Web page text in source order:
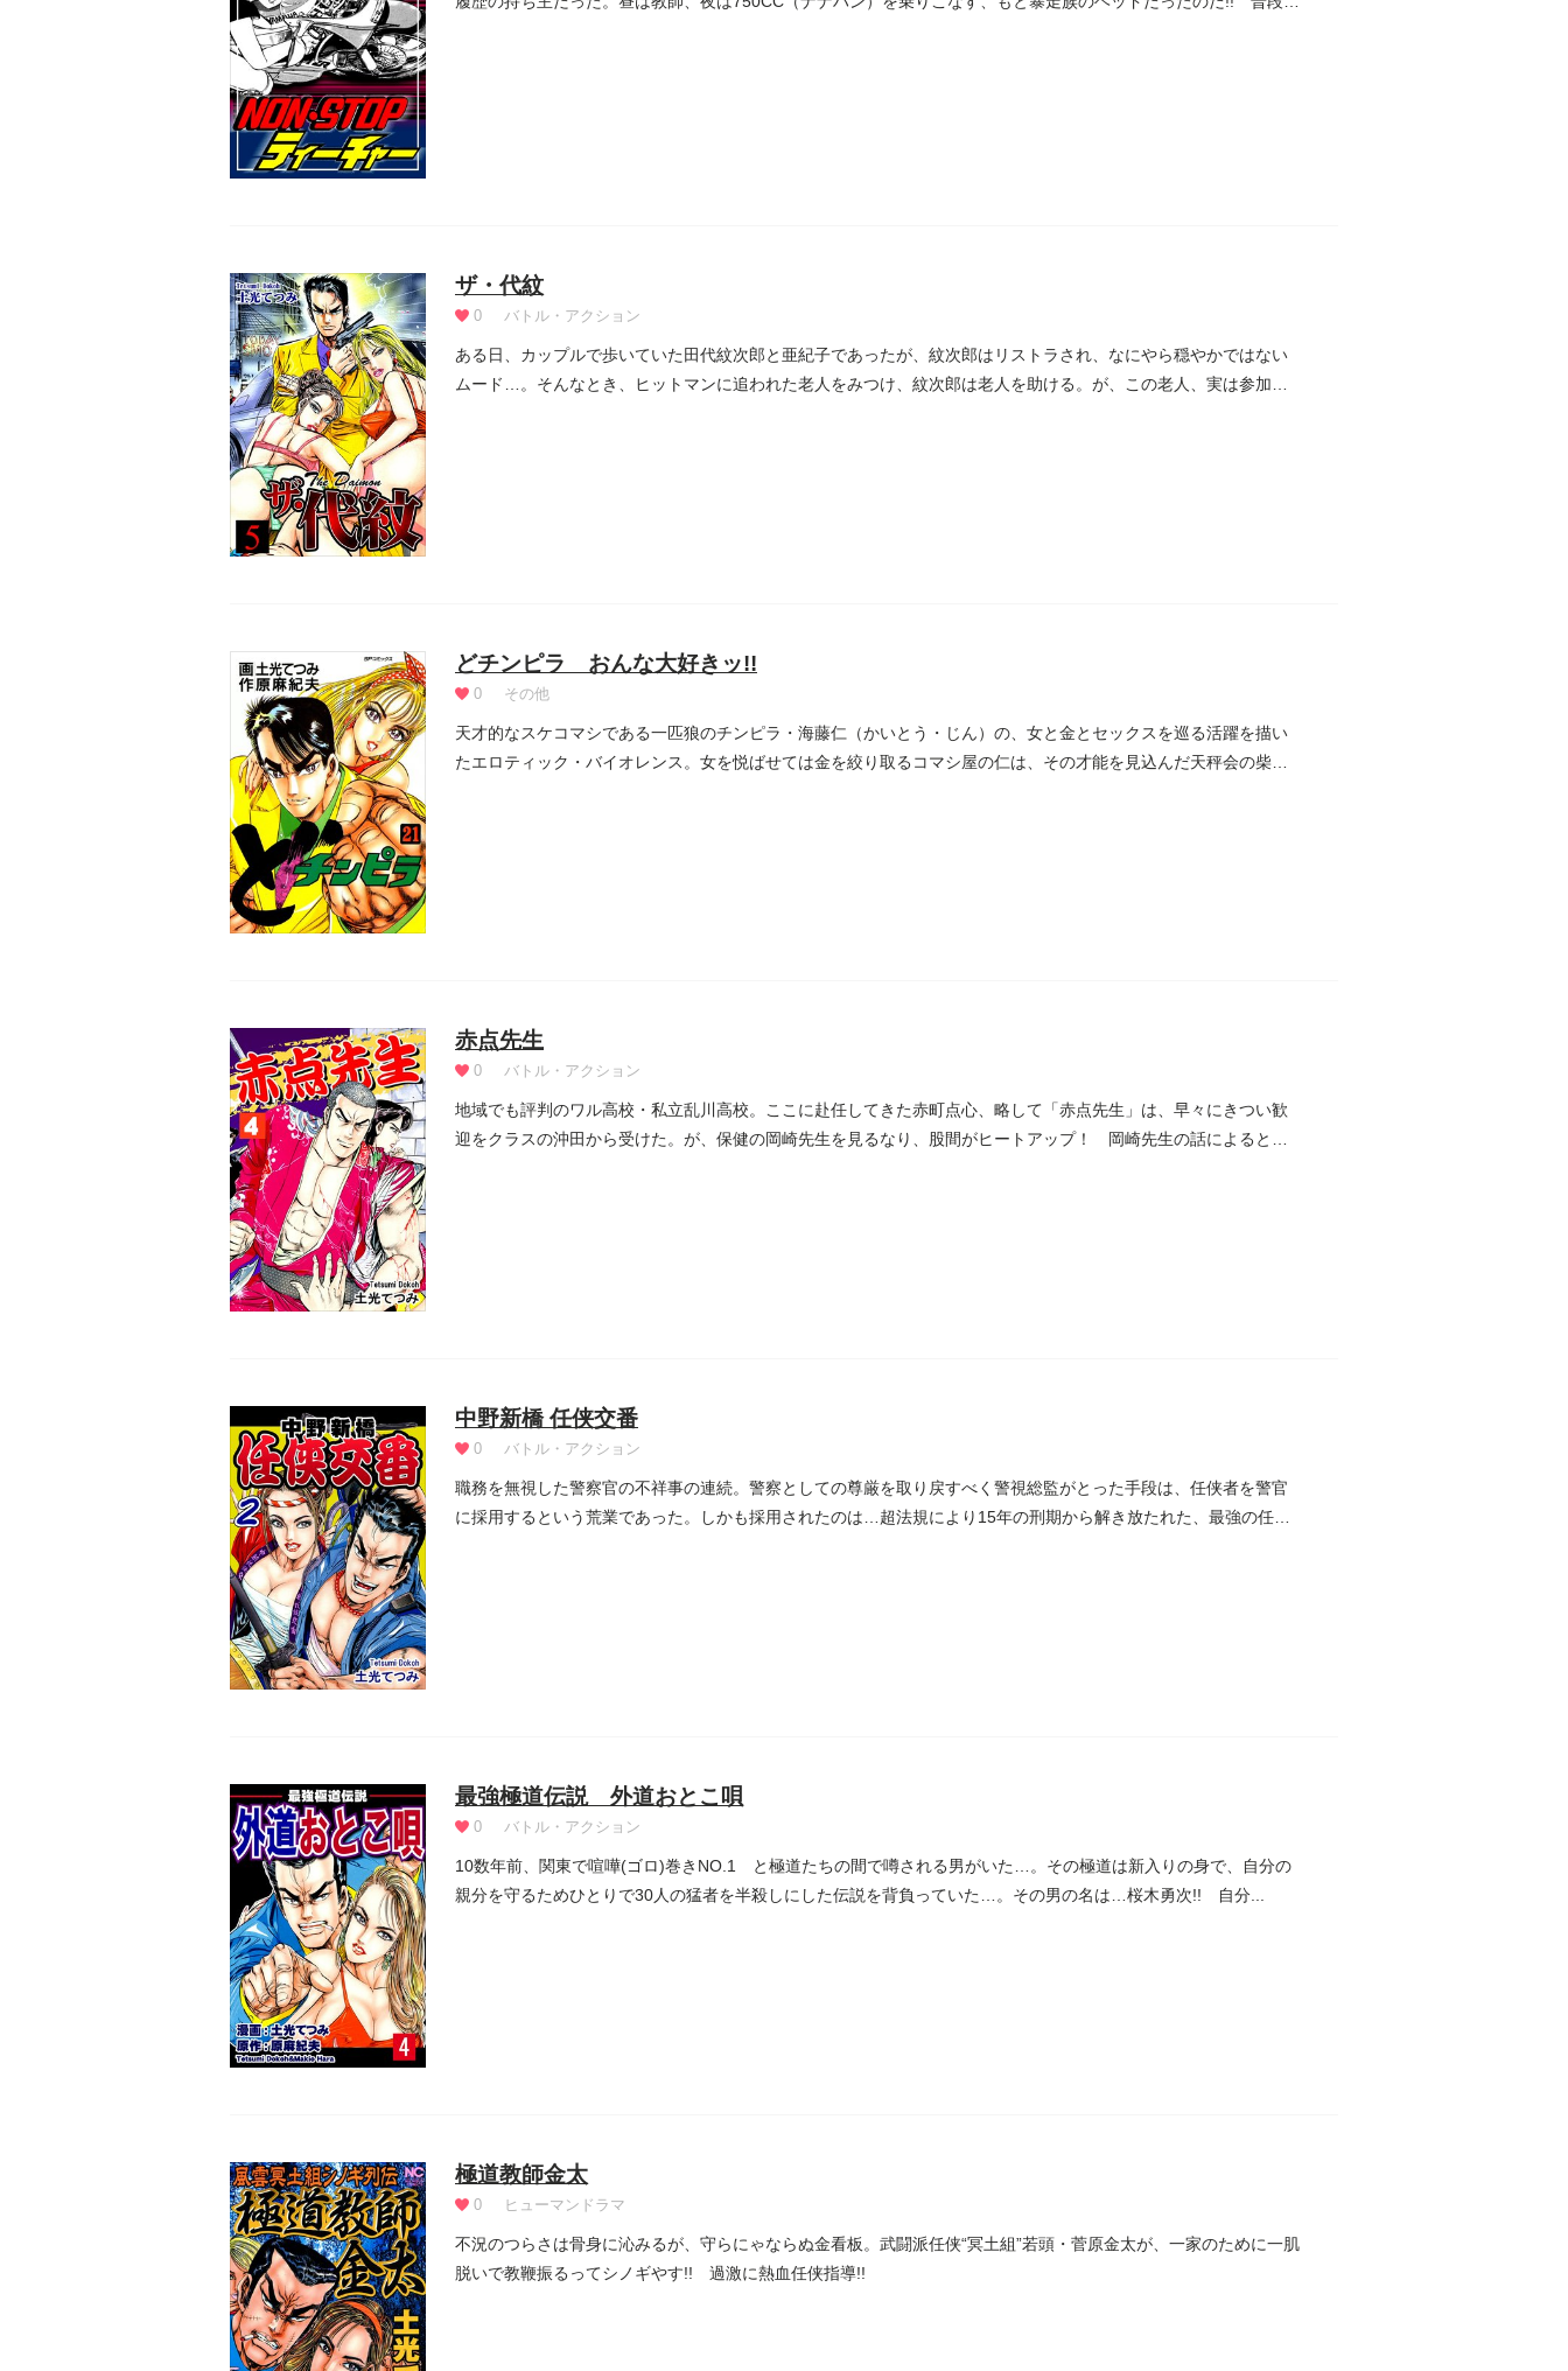
ザ・代紋
0 バトル・アクション
ある日、カップルで歩いていた田代紋次郎と亜紀子であったが、紋次郎はリストラされ、なにやら穏やかではない
ムード…。そんなとき、ヒットマンに追われた老人をみつけ、紋次郎は老人を助ける。が、この老人、実は参加団
どチンピラ おんな大好きッ!!
0 その他
天才的なスケコマシである一匹狼のチンピラ・海藤仁（かいとう・じん）の、女と金とセックスを巡る活躍を描い
たエロティック・バイオレンス。女を悦ばせては金を絞り取るコマシ屋の仁は、その才能を見込んだ天秤会の柴
赤点先生
0 バトル・アクション
地域でも評判のワル高校・私立乱川高校。ここに赴任してきた赤町点心、略して「赤点先生」は、早々にきつい歓
迎をクラスの沖田から受けた。が、保健の岡崎先生を見るなり、股間がヒートアップ！ 岡崎先生の話によると、
中野新橋 任侠交番
0 バトル・アクション
職務を無視した警察官の不祥事の連続。警察としての尊厳を取り戻すべく警視総監がとった手段は、任侠者を警官
に採用するという荒業であった。しかも採用されたのは…超法規により15年の刑期から解き放たれた、最強の任侠
最強極道伝説 外道おとこ唄
0 バトル・アクション
10数年前、関東で喧嘩(ゴロ)巻きNO.1 と極道たちの間で噂される男がいた…。その極道は新入りの身で、自分の
親分を守るためひとりで30人の猛者を半殺しにした伝説を背負っていた…。その男の名は…桜木勇次!! 自分...
極道教師金太
0 ヒューマンドラマ
不況のつらさは骨身に沁みるが、守らにゃならぬ金看板。武闘派任侠“冥土組”若頭・菅原金太が、一家のために一肌
脱いで教鞭振るってシノギやす!! 過激に熱血任侠指導!!